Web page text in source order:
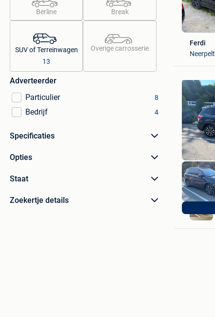
Berline Break
SUV of Terreinwagen
13
Overige carrosserie
Adverteerder
Particulier
8
Bedrijf 4
Specificaties
Opties
Staat
Zoekertje details
Ferdi
Neerpelt